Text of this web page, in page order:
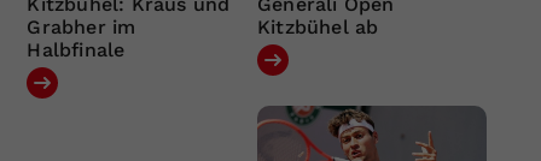
Kitzbühel: Kraus und
Grabher im
Halbfinale
Generali Open
Kitzbühel ab